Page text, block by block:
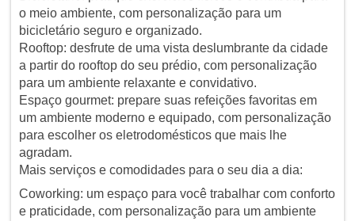
o meio ambiente, com personalização para um
bicicletário seguro e organizado.
Rooftop: desfrute de uma vista deslumbrante da cidade
a partir do rooftop do seu prédio, com personalização
para um ambiente relaxante e convidativo.
Espaço gourmet: prepare suas refeições favoritas em
um ambiente moderno e equipado, com personalização
para escolher os eletrodomésticos que mais lhe
agradam.
Mais serviços e comodidades para o seu dia a dia:
Coworking: um espaço para você trabalhar com conforto
e praticidade, com personalização para um ambiente